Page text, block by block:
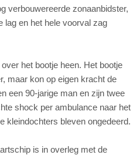
verbouwereerde zonaanbidster,
lag en het hele voorval zag
het bootje heen. Het bootje
maar kon op eigen kracht de
een 90-jarige man en zijn twee
shock per ambulance naar het
kleindochters bleven ongedeerd.
is in overleg met de